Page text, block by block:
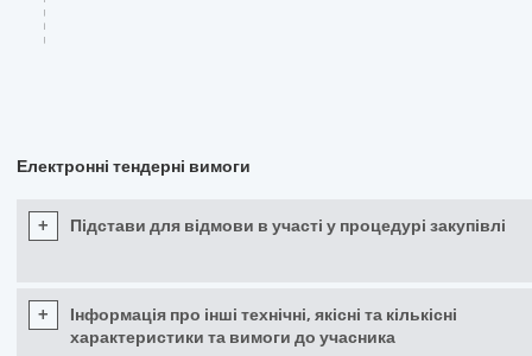
Електронні тендерні вимоги
+ Підстави для відмови в участі у процедурі закупівлі
+
Інформація про інші технічні, якісні та кількісні
характеристики та вимоги до учасника